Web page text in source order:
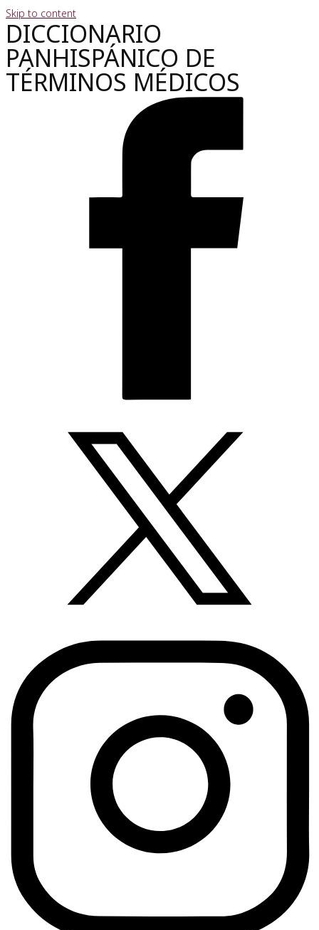
Skip to content
DICCIONARIO
PANHISPÁNICO DE
TÉRMINOS MÉDICOS